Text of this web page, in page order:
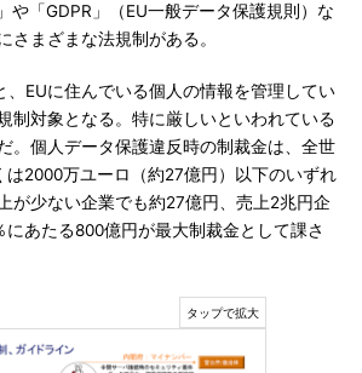
や「GDPR」（EU一般データ保護規則）な
さまざまな法規制がある。
EUに住んでいる個人の情報を管理してい
制対象となる。特に厳しいといわれている
。個人データ保護違反時の制裁金は、全世
は2000万ユーロ（約27億円）以下のいずれ
が少ない企業でも約27億円、売上2兆円企
あたる800億円が最大制裁金として課さ